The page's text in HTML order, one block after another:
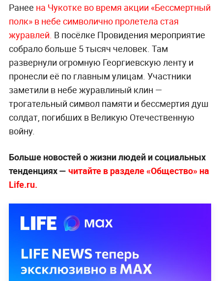
Ранее на Чукотке во время акции «Бессмертный
полк» в небе символично пролетела стая
журавлей. В посёлке Провидения мероприятие
собрало больше 5 тысяч человек. Там
развернули огромную Георгиевскую ленту и
пронесли её по главным улицам. Участники
заметили в небе журавлиный клин —
трогательный символ памяти и бессмертия душ
солдат, погибших в Великую Отечественную
войну.
Больше новостей о жизни людей и социальных
тенденциях — читайте в разделе «Общество» на
Life.ru.